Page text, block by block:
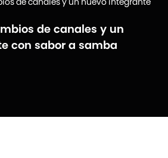
de canales y un
con sabor a samba